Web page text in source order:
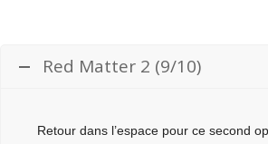
Red Matter 2 (9/10)
Retour dans l’espace pour ce second